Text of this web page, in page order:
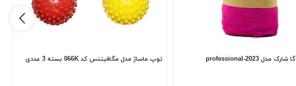
زیرانداز یوگا شارک مدل professional-2023
توپ ماساژ مدل مگافیتنس کد 066K بسته 3 عددی